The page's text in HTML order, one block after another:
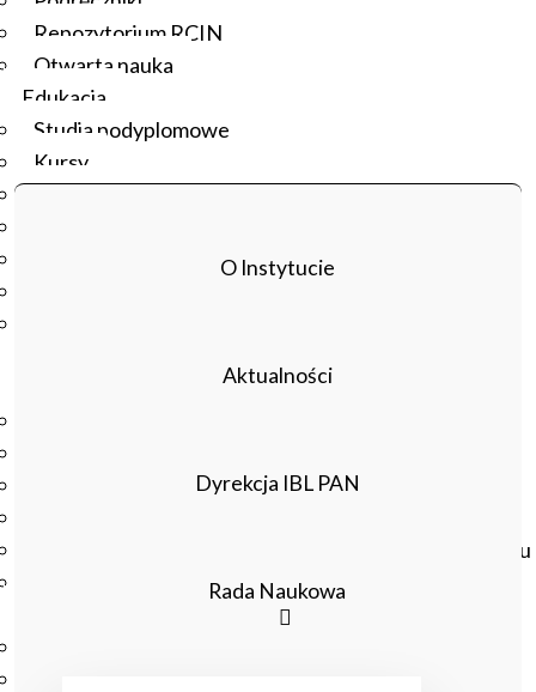
Repozytorium RCIN
Otwarta nauka
Edukacja
Studia podyplomowe
Kursy
Czasopisma drukowane prenumerowane w 2026 roku
Czasopisma on-line prenumerowane w 2026 roku
O Instytucie
Aktualności
Dyrekcja IBL PAN
Rada Naukowa
72, Warszawa, sala 144 im. A. Mickiewicza, godz. 17.00
Wstęp wolny.